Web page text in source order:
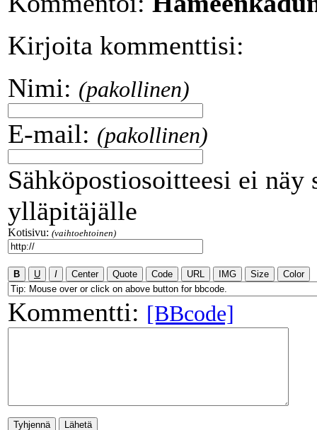
Kirjoita kommenttisi:
Nimi: (pakollinen)
E-mail: (pakollinen)
Sähköpostiosoitteesi ei
ylläpitäjälle
Kotisivu: (vaihtoehtoinen)
Kommentti: [BBcode]